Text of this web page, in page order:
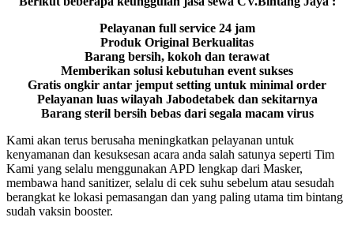
Pelayanan full service 24 jam
Produk Original Berkualitas
Barang bersih, kokoh dan terawat
Memberikan solusi kebutuhan event sukses
Gratis ongkir antar jemput setting untuk minimal order
Pelayanan luas wilayah Jabodetabek dan sekitarnya
Barang steril bersih bebas dari segala macam virus
Kami akan terus berusaha meningkatkan pelayanan untuk
kenyamanan dan kesuksesan acara anda salah satunya seperti Tim
Kami yang selalu menggunakan APD lengkap dari Masker,
membawa hand sanitizer, selalu di cek suhu sebelum atau sesudah
berangkat ke lokasi pemasangan dan yang paling utama tim bintang
sudah vaksin booster.